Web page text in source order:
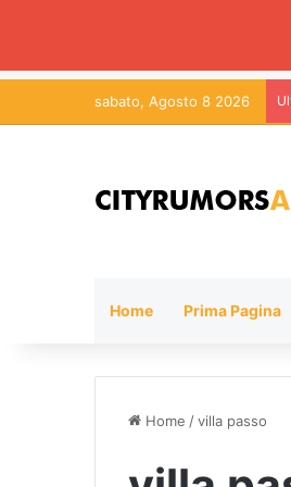
sabato, Agosto 8 2026
Home Prima Pagina
Home /villa passo